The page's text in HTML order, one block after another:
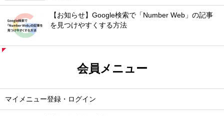
【お知らせ】Google検索で「Number Web」の記事
を見つけやすくする方法
会員メニュー
マイメニュー登録・ログイン